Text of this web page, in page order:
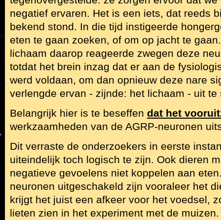
negatief ervaren. Het is een iets, dat reeds
bekend stond. In die tijd instigeerde
eten te gaan zoeken, of om op jacht te
lichaam daarop reageerde zwegen deze
totdat het brein inzag dat er aan de
werd voldaan, om dan opnieuw deze nare
verlengde ervan - zijnde: het lichaam - uit te
Belangrijk hier is te beseffen dat het
werkzaamheden van de AGRP-neuronen
Dit verraste de onderzoekers in eerste
uiteindelijk toch logisch te zijn. Ook dieren
negatieve gevoelens niet koppelen aan
neuronen uitgeschakeld zijn vooraleer het
krijgt het juist een afkeer voor het voedsel,
lieten zien in het experiment met de muizen.